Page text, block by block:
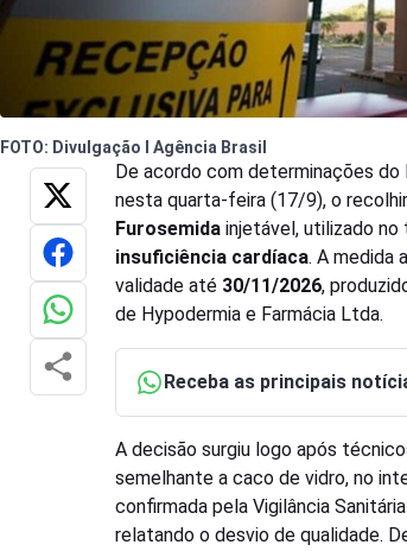
FOTO: Divulgação l Agência Brasil
De acordo com determinações do
nesta quarta-feira (17/9), o
Furosemida injetável, utilizado
insuficiência cardíaca. A medida
validade até 30/11/2026,
de Hypodermia e Farmácia Ltda.
Receba as principais
A decisão surgiu logo após
semelhante a caco de vidro, no
confirmada pela Vigilância
relatando o desvio de qualidade.